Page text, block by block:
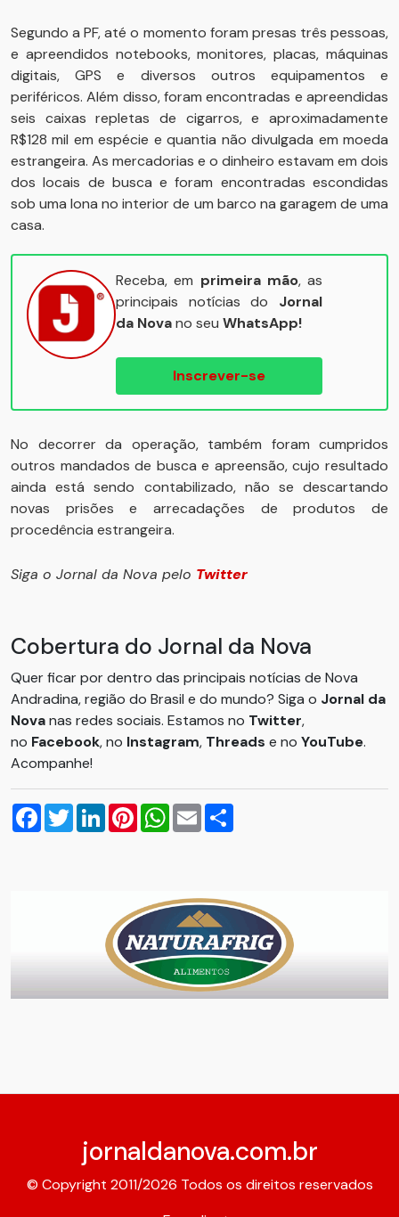
Segundo a PF, até o momento foram presas três pessoas,
e apreendidos notebooks, monitores, placas, máquinas
digitais, GPS e diversos outros equipamentos e
periféricos. Além disso, foram encontradas e apreendidas
seis caixas repletas de cigarros, e aproximadamente
R$128 mil em espécie e quantia não divulgada em moeda
estrangeira. As mercadorias e o dinheiro estavam em dois
dos locais de busca e foram encontradas escondidas
sob uma lona no interior de um barco na garagem de uma
casa.
Receba, em primeira mão, as
principais notícias do Jornal
da Novano seu WhatsApp!
Inscrever-se
No decorrer da operação, também foram cumpridos
outros mandados de busca e apreensão, cujo resultado
ainda está sendo contabilizado, não se descartando
novas prisões e arrecadações de produtos de
procedência estrangeira.
Siga o Jornal da Nova pelo Twitter
Cobertura do Jornal da Nova
Quer ficar por dentro das principais notícias de Nova
Andradina, região do Brasil e do mundo? Siga o Jornal da
Novanas redes sociais. Estamos no Twitter,
no Facebook, no Instagram, Threads e no YouTube.
Acompanhe!
Facebook
TwitterLinkedInPinterestWhatsApp
Email
jornaldanova.com.br
© Copyright 2011/2026 Todos os direitos reservados